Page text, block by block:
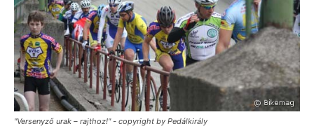
"Versenyző urak – rajthoz!" - copyright by Pedálkirály